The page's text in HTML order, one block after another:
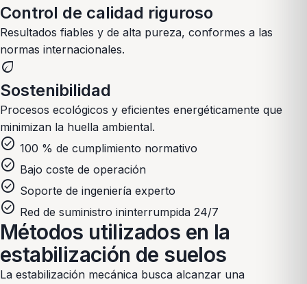
Control de calidad riguroso
Resultados fiables y de alta pureza, conformes a las
normas internacionales.
eco
Sostenibilidad
Procesos ecológicos y eficientes energéticamente que
minimizan la huella ambiental.
check_circle 100 % de cumplimiento normativo
check_circle Bajo coste de operación
check_circle Soporte de ingeniería experto
check_circle Red de suministro ininterrumpida 24/7
Métodos utilizados en la
estabilización de suelos
La estabilización mecánica busca alcanzar una